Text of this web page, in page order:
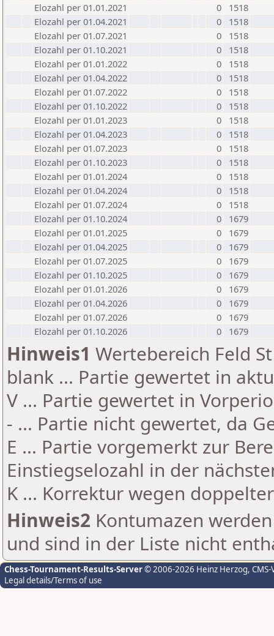
Elozahl per 01.01.2021
0
1518
Elozahl per 01.04.2021
0
1518
Elozahl per 01.07.2021
0
1518
Elozahl per 01.10.2021
0
1518
Elozahl per 01.01.2022
0
1518
Elozahl per 01.04.2022
0
1518
Elozahl per 01.07.2022
0
1518
Elozahl per 01.10.2022
0
1518
Elozahl per 01.01.2023
0
1518
Elozahl per 01.04.2023
0
1518
Elozahl per 01.07.2023
0
1518
Elozahl per 01.10.2023
0
1518
Elozahl per 01.01.2024
0
1518
Elozahl per 01.04.2024
0
1518
Elozahl per 01.07.2024
0
1518
Elozahl per 01.10.2024
0
1679
Elozahl per 01.01.2025
0
1679
Elozahl per 01.04.2025
0
1679
Elozahl per 01.07.2025
0
1679
Elozahl per 01.10.2025
0
1679
Elozahl per 01.01.2026
0
1679
Elozahl per 01.04.2026
0
1679
Elozahl per 01.07.2026
0
1679
Elozahl per 01.10.2026
0 1679
Hinweis1 Wertebereich Feld
blank ... Partie gewertet in
V ... Partie gewertet in
- ... Partie nicht gewertet, da
E ... Partie vorgemerkt zur
Einstiegselozahl in der
K ... Korrektur wegen
Hinweis2 Kontumazen
und sind in der Liste nicht
Chess-Tournament-Results-Server© 2006-2026 Heinz Herzog,
Legal details/Terms of use